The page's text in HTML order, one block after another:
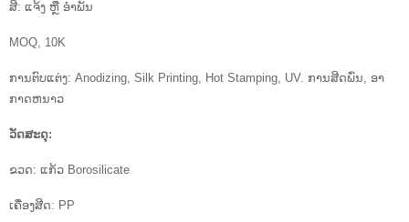
ສີ: ແຈ້ງ ຫຼື ອໍາພັນ
MOQ, 10K
ການຕົບແຕ່ງ: Anodizing, Silk Printing, Hot Stamping, UV. ການສີດພົ່ນ, ອາ
ກາດຫນາວ
ວັດສະດຸ:
ຂວດ: ແກ້ວ Borosilicate
ເຄື່ອງສີດ: PP